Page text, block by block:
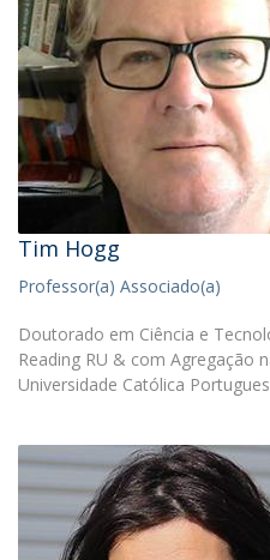
Tim Hogg
Professor(a) Associado(a)
Doutorado em Ciência e
Reading RU & com Agregação
Universidade Católica